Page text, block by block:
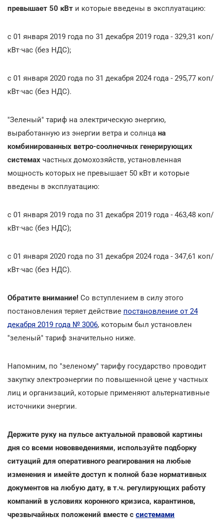
превышает 50 кВт и которые введены в эксплуатацию:
с 01 января 2019 года по 31 декабря 2019 года - 329,31 коп/
кВт·час (без НДС);
с 01 января 2020 года по 31 декабря 2024 года - 295,77 коп/
кВт·час (без НДС).
"Зеленый" тариф на электрическую энергию,
выработанную из энергии ветра и солнца на
комбинированных ветро-соолнечных генерирующих
системах частных домохозяйств, установленная
мощность которых не превышает 50 кВт и которые
введены в эксплуатацию:
с 01 января 2019 года по 31 декабря 2019 года - 463,48 коп/
кВт·час (без НДС);
с 01 января 2020 года по 31 декабря 2024 года - 347,61 коп/
кВт·час (без НДС).
Обратите внимание! Со вступлением в силу этого
постановления теряет действие постановление от 24
декабря 2019 года № 3006, которым был установлен
"зеленый" тариф значительно ниже.
Напомним, по "зеленому" тарифу государство проводит
закупку электроэнергии по повышенной цене у частных
лиц и организаций, которые применяют альтернативные
источники энергии.
Держите руку на пульсе актуальной правовой картины
дня со всеми нововведениями, используйте подборку
ситуаций для оперативного реагирования на любые
изменения и имейте доступ к полной базе нормативных
документов на любую дату, в т.ч. регулирующих работу
компаний в условиях коронного кризиса, карантинов,
чрезвычайных положений вместе с системами